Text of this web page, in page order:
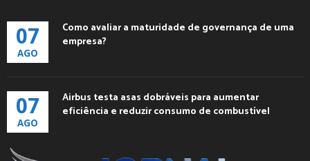
07
AGO
Como avaliar a maturidade de governança de uma
empresa?
07
AGO
Airbus testa asas dobráveis para aumentar
eficiência e reduzir consumo de combustível